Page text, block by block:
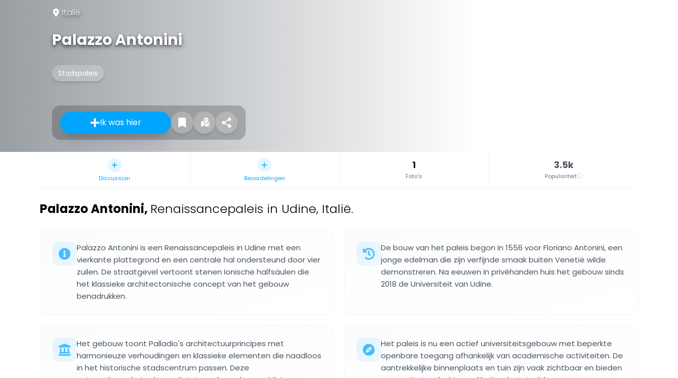
Italië
Palazzo Antonini
Stadspaleis
Ik was hier
Discussion Beoordelingen
1
Foto's
3.5k
Populariteit
Palazzo Antonini, Renaissancepaleis in Udine, Italië.
Palazzo Antonini is een Renaissancepaleis in Udine met een
vierkante plattegrond en een centrale hal ondersteund door vier
zuilen. De straatgevel vertoont stenen Ionische halfsäulen die
het klassieke architectonische concept van het gebouw
benadrukken.
De bouw van het paleis begon in 1556 voor Floriano Antonini, een
jonge edelman die zijn verfijnde smaak buiten Venetië wilde
demonstreren. Na eeuwen in privéhanden huis het gebouw sinds
2018 de Universiteit van Udine.
Het gebouw toont Palladio's architectuurprincipes met
harmonieuze verhoudingen en klassieke elementen die naadloos
in het historische stadscentrum passen. Deze
Het paleis is nu een actief universiteitsgebouw met beperkte
openbare toegang afhankelijk van academische activiteiten. De
aantrekkelijke binnenplaats en tuin zijn vaak zichtbaar en bieden